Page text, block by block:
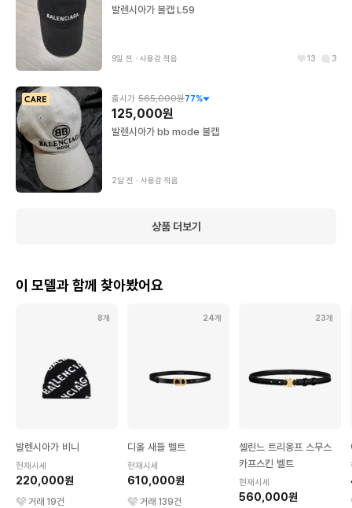
발렌시아가 볼캡 L59
9일 전 ∙ 사용감 적음 13 3
출시가 565,000원77%
125,000원
발렌시아가 bb mode 볼캡
2달 전 ∙ 사용감 적음
상품 더보기
이 모델과 함께 찾아봤어요
8개
발렌시아가 비니
현재시세
220,000원
거래 19건
24개
디올 새들 벨트
현재시세
610,000원
거래 139건
23개
셀린느 트리옹프 스무스
카프스킨 벨트
현재시세
560,000원